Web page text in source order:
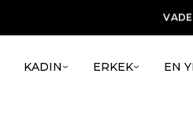
TÜM ÜRÜNLERDE
KADIN ERKEK EN